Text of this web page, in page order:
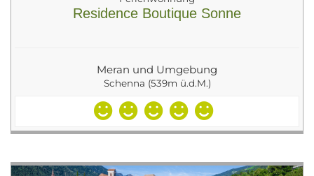
Residence Boutique Sonne
Meran und Umgebung
Schenna (539m ü.d.M.)